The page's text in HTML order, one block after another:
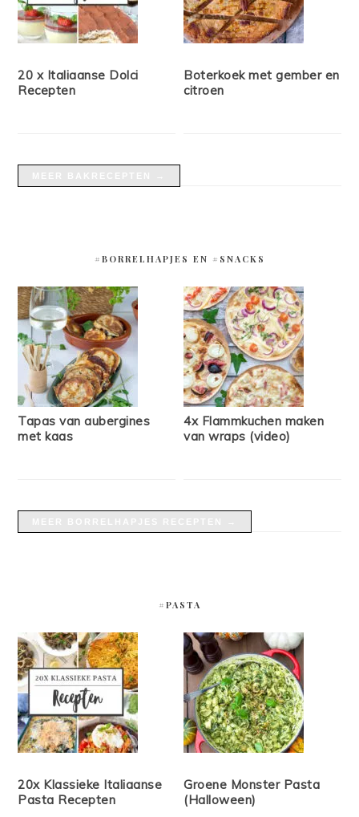
20 x Italiaanse Dolci
Recepten
Boterkoek met gember en
citroen
#BORRELHAPJES EN #SNACKS
Tapas van aubergines
met kaas
4x Flammkuchen maken
van wraps (video)
#PASTA
20x Klassieke Italiaanse
Pasta Recepten
Groene Monster Pasta
(Halloween)